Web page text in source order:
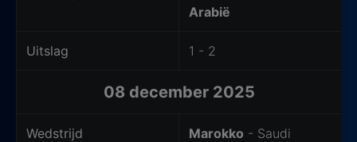
Arabië
Uitslag 1 - 2
08 december 2025
Wedstrijd Marokko - Saudi